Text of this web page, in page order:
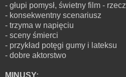
- głupi pomysł, świetny film -
- konsekwentny scenariusz
- trzyma w napięciu
- sceny śmierci
- przykład potęgi gumy i lateksu
- dobre aktorstwo
MINUSY: